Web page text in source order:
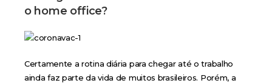
o home office?
Certamente a rotina diária para chegar até o trabalho
ainda faz parte da vida de muitos brasileiros. Porém, a